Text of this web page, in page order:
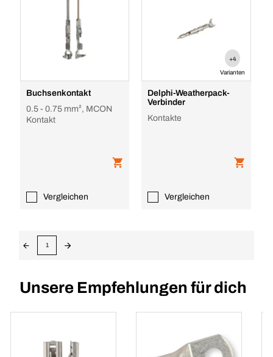
Buchsenkontakt
0.5 - 0.75 mm², MCON
Kontakt
Vergleichen
+4
Varianten
Delphi-Weatherpack-
Verbinder
Kontakte
Vergleichen
1
Unsere Empfehlungen für dich